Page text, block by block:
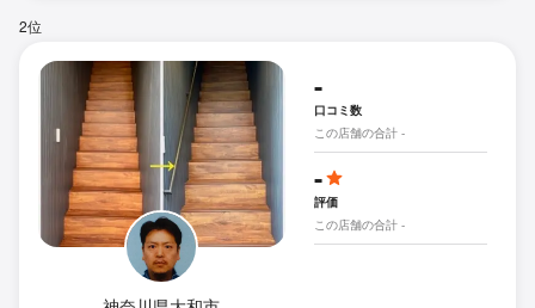
2位
-
口コミ数
この店舗の合計 -
-
評価
この店舗の合計 -